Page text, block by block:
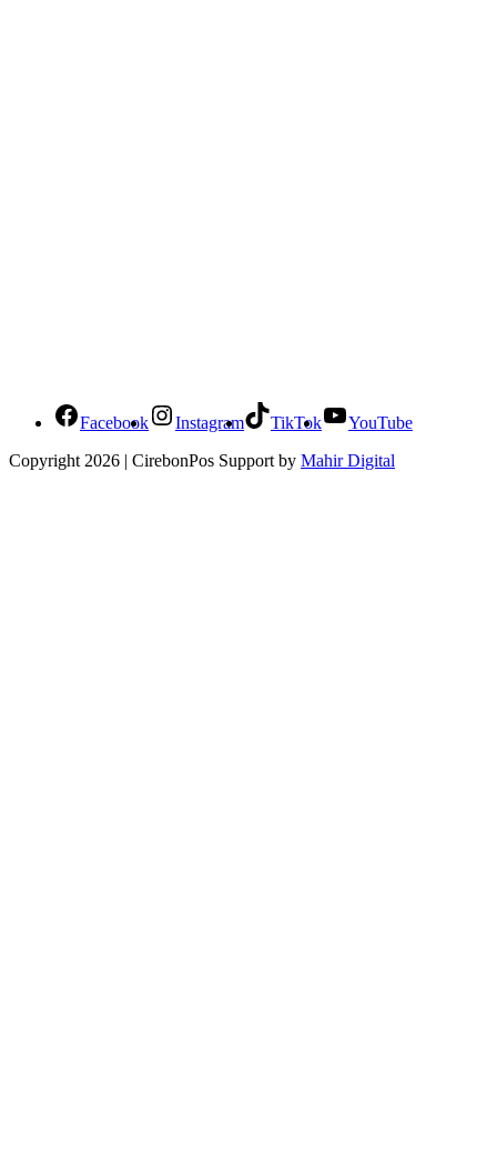
Facebook Instagram TikTok
YouTube
Copyright 2026 | CirebonPos Support by Mahir Digital